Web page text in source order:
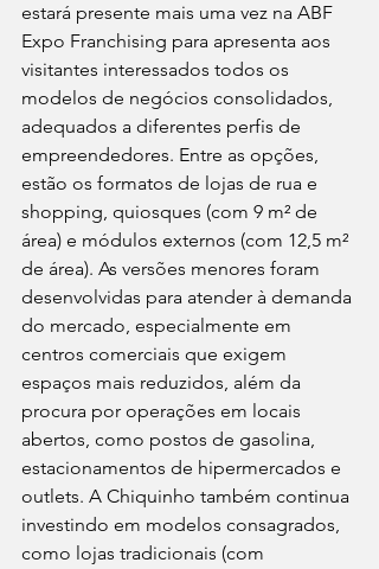
estará presente mais uma vez na ABF
Expo Franchising para apresenta aos
visitantes interessados todos os
modelos de negócios consolidados,
adequados a diferentes perfis de
empreendedores. Entre as opções,
estão os formatos de lojas de rua e
shopping, quiosques (com 9 m² de
área) e módulos externos (com 12,5 m²
de área). As versões menores foram
desenvolvidas para atender à demanda
do mercado, especialmente em
centros comerciais que exigem
espaços mais reduzidos, além da
procura por operações em locais
abertos, como postos de gasolina,
estacionamentos de hipermercados e
outlets. A Chiquinho também continua
investindo em modelos consagrados,
como lojas tradicionais (com